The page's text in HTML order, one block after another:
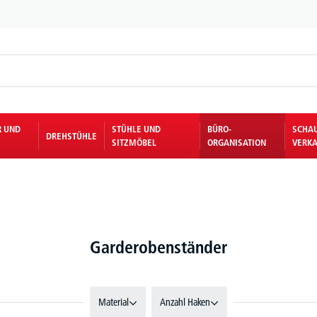
UND
DREHSTÜHLE
STÜHLE UND
SITZMÖBEL
BÜRO-
ORGANISATION
Garderobenständer
Material Anzahl Haken